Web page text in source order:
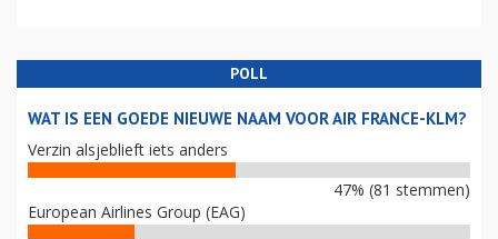
POLL
WAT IS EEN GOEDE NIEUWE NAAM VOOR AIR FRANCE-KLM?
Verzin alsjeblieft iets anders
47% (81 stemmen)
European Airlines Group (EAG)